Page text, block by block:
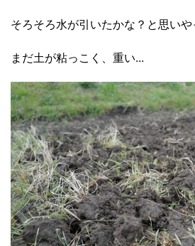
そろそろ水が引いたかな？と思い
まだ土が粘っこく、重い...